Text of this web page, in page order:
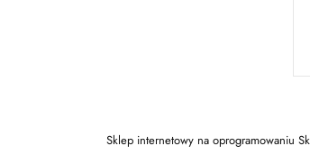
Sklep internetowy na oprogramowaniu